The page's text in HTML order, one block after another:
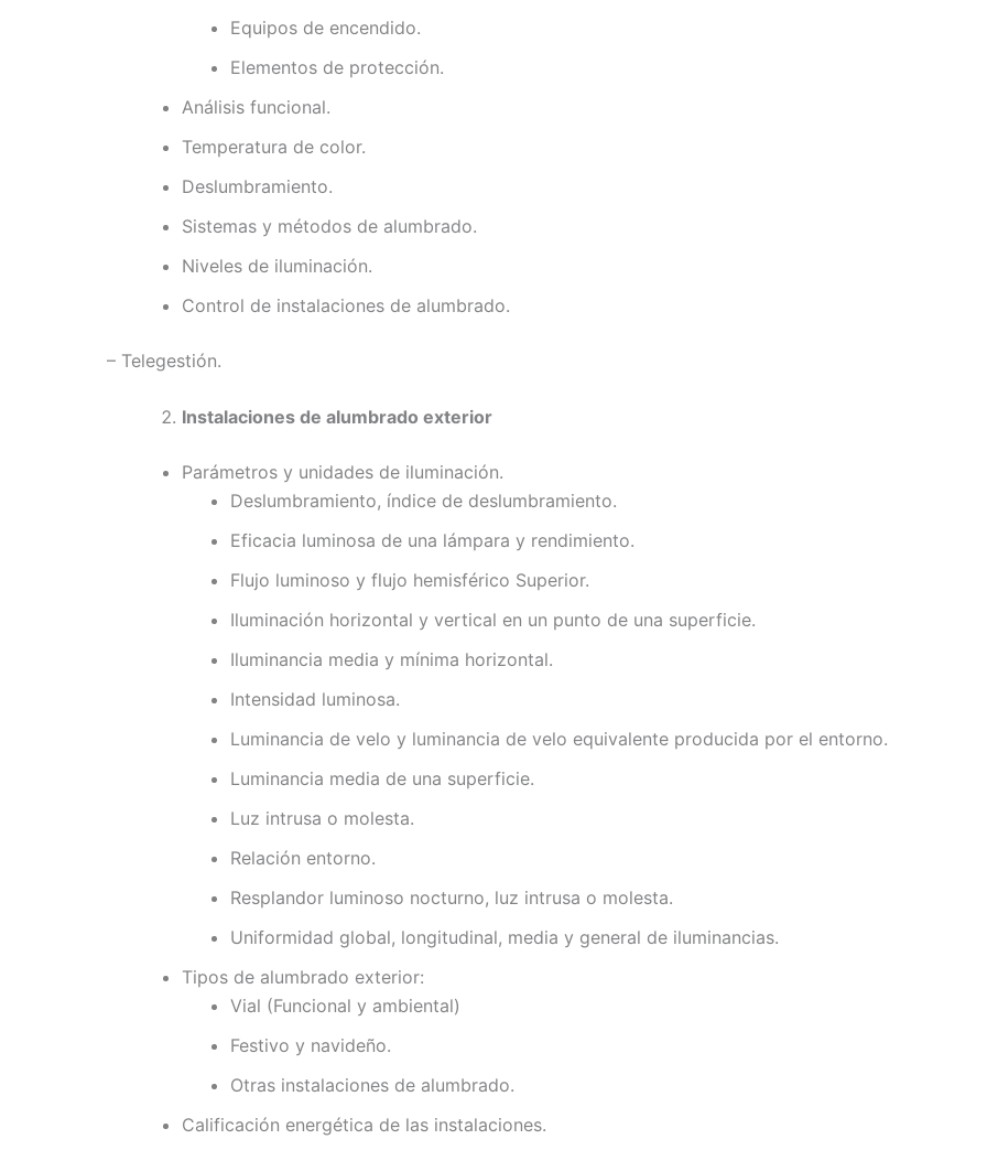
Equipos de encendido.
Elementos de protección.
Análisis funcional.
Temperatura de color.
Deslumbramiento.
Sistemas y métodos de alumbrado.
Niveles de iluminación.
Control de instalaciones de alumbrado.
– Telegestión.
Instalaciones de alumbrado exterior
Parámetros y unidades de iluminación.
Deslumbramiento, índice de deslumbramiento.
Eficacia luminosa de una lámpara y rendimiento.
Flujo luminoso y flujo hemisférico Superior.
Iluminación horizontal y vertical en un punto de una superficie.
Iluminancia media y mínima horizontal.
Intensidad luminosa.
Luminancia de velo y luminancia de velo equivalente producida por el entorno.
Luminancia media de una superficie.
Luz intrusa o molesta.
Relación entorno.
Resplandor luminoso nocturno, luz intrusa o molesta.
Uniformidad global, longitudinal, media y general de iluminancias.
Tipos de alumbrado exterior:
Vial (Funcional y ambiental)
Festivo y navideño.
Otras instalaciones de alumbrado.
Calificación energética de las instalaciones.